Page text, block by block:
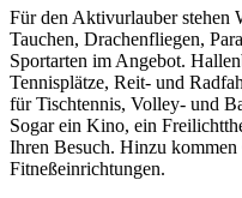
Für den Aktivurlauber stehen
Tauchen, Drachenfliegen,
Sportarten im Angebot.
Tennisplätze, Reit- und
für Tischtennis, Volley- und
Sogar ein Kino, ein
Ihren Besuch. Hinzu kommen
Fitneßeinrichtungen.